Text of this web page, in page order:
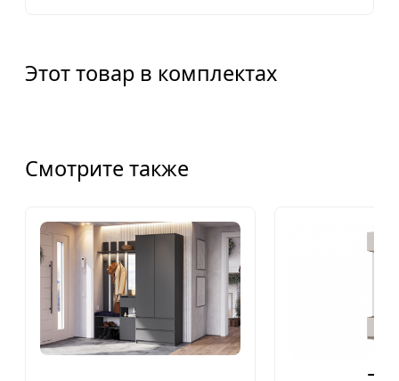
Этот товар в комплектах
Смотрите также